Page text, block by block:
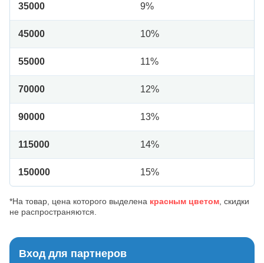
35000 9%
45000 10%
55000 11%
70000 12%
90000 13%
115000 14%
150000 15%
*На товар, цена которого выделена красным цветом , скидки
не распространяются.
Вход для партнеров